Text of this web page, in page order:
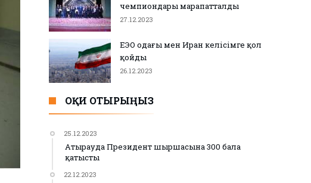
чемпиондары марапатталды
27.12.2023
ЕЭО одағы мен Иран келісімге қол
қойды
26.12.2023
ОҚИ ОТЫРЫҢЫЗ
25.12.2023
Атырауда Президент шыршасына 300 бала
қатысты
22.12.2023